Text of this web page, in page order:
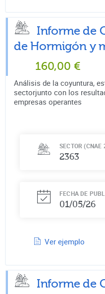
Informe de
de Hormigón y
160,00 €
Análisis de la coyuntura,
sectorjunto con los
empresas operantes
SECTOR (CNAE
2363
FECHA DE
01/05/26
Ver ejemplo
Informe de